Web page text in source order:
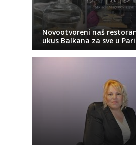
Novootvoreni naš restoran
ukus Balkana za sve u